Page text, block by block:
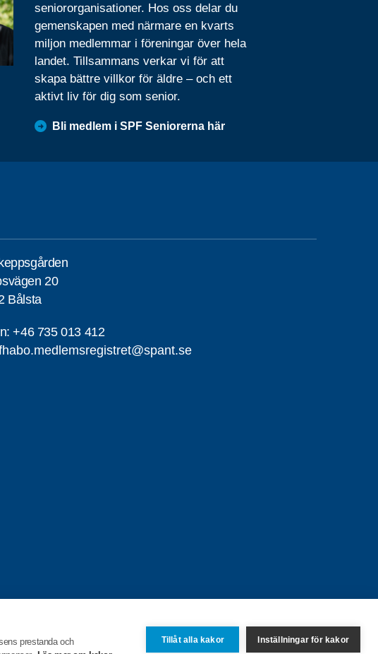
prestanda och
Tillåt alla kakor Inställningar för kakor
seniororganisationer. Hos oss delar du
gemenskapen med närmare en kvarts
miljon medlemmar i föreningar över hela
landet. Tillsammans verkar vi för att
skapa bättre villkor för äldre – och ett
aktivt liv för dig som senior.
Bli medlem i SPF Seniorerna här
20
Bålsta
+46 735 013 412